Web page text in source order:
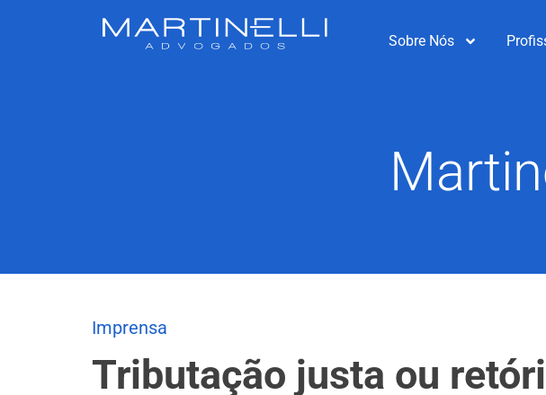
Sobre Nós
Imprensa
Tributação justa ou